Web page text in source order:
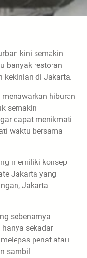
kini semakin
banyak restoran
kekinian di Jakarta.
hiburan
semakin
dapat menikmati
waktu bersama
memiliki konsep
Jakarta yang
Jakarta
sebenarnya
sekadar
penat atau
sambil